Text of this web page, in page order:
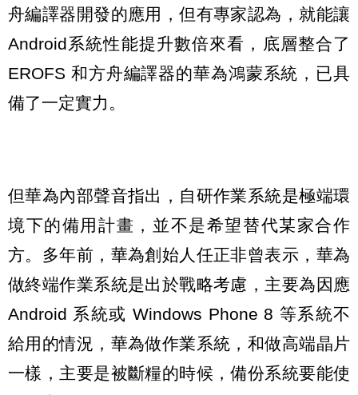
舟編譯器開發的應用，但有專家認為，就能讓
Android系統性能提升數倍來看，底層整合了
EROFS 和方舟編譯器的華為鴻蒙系統，已具
備了一定實力。
但華為內部聲音指出，自研作業系統是極端環
境下的備用計畫，並不是希望替代某家合作
方。多年前，華為創始人任正非曾表示，華為
做終端作業系統是出於戰略考慮，主要為因應
Android 系統或 Windows Phone 8 等系統不
給用的情況，華為做作業系統，和做高端晶片
一樣，主要是被斷糧的時候，備份系統要能使